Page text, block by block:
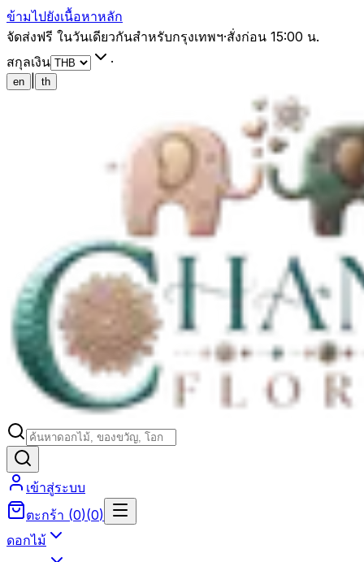
ข้ามไปยังเนื้อหาหลัก
จัดส่งฟรี ในวันเดียวกันสำหรับกรุงเทพฯ·สั่งก่อน 15:00 น.
สกุลเงิน
·
en th
เข้าสู่ระบบ
ตะกร้า (0)(0)
ดอกไม้